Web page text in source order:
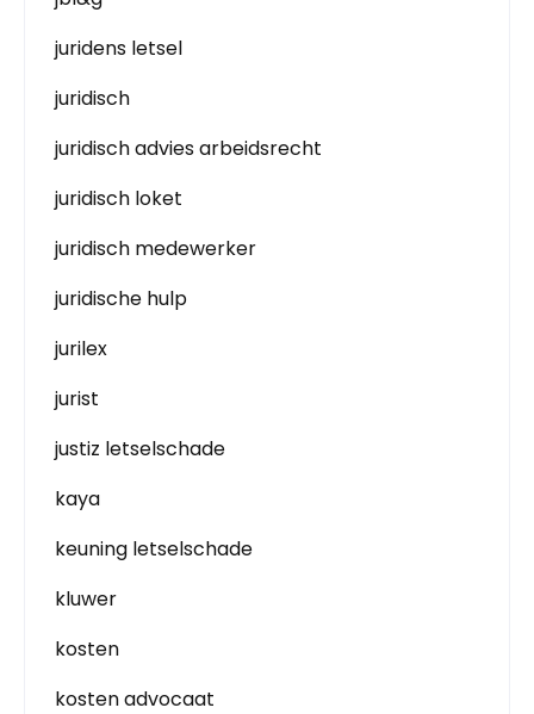
juridens letsel
juridisch
juridisch advies arbeidsrecht
juridisch loket
juridisch medewerker
juridische hulp
jurilex
jurist
justiz letselschade
kaya
keuning letselschade
kluwer
kosten
kosten advocaat